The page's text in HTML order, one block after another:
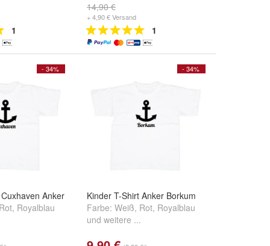
1
14,90 €
+ 4,90 € Versand
1
- 34%
Anker
Rot, Royalblau
- 34%
Kinder T-Shirt Anker Borkum
Farbe: Weiß, Rot, Royalblau
und weitere ...